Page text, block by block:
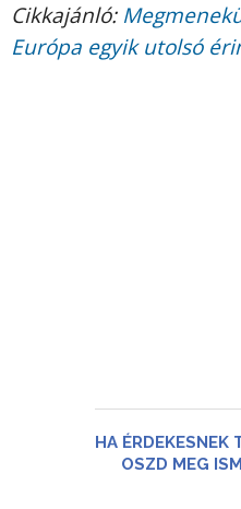
Cikkajánló:
Európa egyik utolsó
HA ÉRDEKESNEK
OSZD MEG